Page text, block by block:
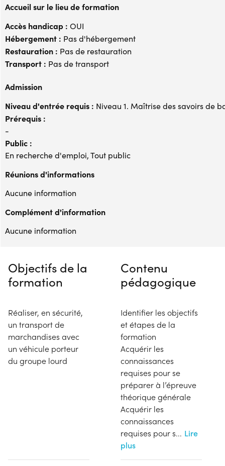
Accueil sur le lieu de formation
Accès handicap : OUI
Hébergement : Pas d'hébergement
Restauration : Pas de restauration
Transport : Pas de transport
Admission
Niveau d'entrée requis : Niveau 1. Maîtrise des savoirs de
Prérequis :
-
Public :
En recherche d'emploi, Tout public
Réunions d'informations
Aucune information
Complément d'information
Aucune information
Objectifs de la
formation
Réaliser, en sécurité,
un transport de
marchandises avec
un véhicule porteur
du groupe lourd
Contenu
pédagogique
Identifier les objectifs
et étapes de la
formation
Acquérir les
connaissances
requises pour se
préparer à l’épreuve
théorique générale
Acquérir les
connaissances
requises pour s... Lire
plus